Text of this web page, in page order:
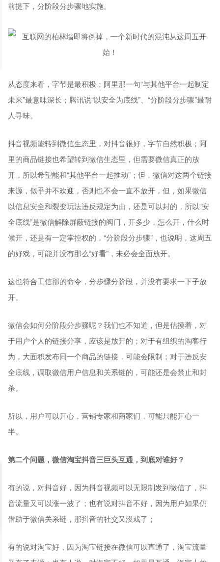
前提下，分阶段分步骤地实施。
从态度来看，字节是最积极；阿里那一句“与其他平台一起制定
未来”最意味深长；腾讯说“以安全为底线”、“分阶段分步骤”最耐
人寻味。
抖音视频能转到微信生态里，对抖音很好，字节自然积极；阿
里的商品链接也希望转到微信生态里，但需要微信真正的放
开，所以希望能和“其他平台一起推动”；但，微信对这两个链接
来源，似乎并不欢迎，否则也不会一直不放开，但，如果微信
以信息安全和裂变玩法违反规定为由，还是可以封的，所以“安
全底线”是微信解除屏蔽链接的阀门，开多少，怎么开，什么时
候开，还是有一定掌控权的，“分阶段分步骤”，也说明，这周五
的好戏，可能并没有那么“好看”，未必会全面放开。
这也符合工信部的命令，分步骤分阶段，并没有要求一下子放
开。
微信会如何分阶段分步骤呢？我们也不知道，但是估摸着，对
于用户个人的链接分享，应该是放开的；对于有组织的淘客行
为，大面积发布同一个商品的链接，可能会限制；对于违反安
全底线，调取微信用户信息和关系链的，可能还是会禁止和封
杀。
所以，用户可以开心，营销专家和商家们，可能只能开心一
半。
第二个问题，微信淘宝抖音三巨头互通，到底对谁好？
有的说，对抖音好，因为抖音视频可以无限制发到微信了，抖
音流量又可以涨一波了；也有说对抖音不好，因为用户如果仍
借助于微信关系链，那抖音的社交又没戏了；
有的说对淘宝好，因为淘宝链接在微信可以直通了，淘宝流量